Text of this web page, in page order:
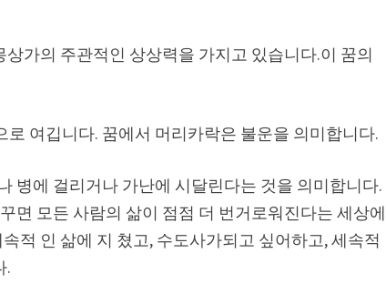
가의 주관적인 상상력을 가지고 있습니다.이 꿈의
여깁니다. 꿈에서 머리카락은 불운을 의미합니다.
병에 걸리거나 가난에 시달린다는 것을 의미합니다.
면 모든 사람의 삶이 점점 더 번거로워진다는 세상에
적 인 삶에 지 쳤고, 수도사가되고 싶어하고, 세속적
.